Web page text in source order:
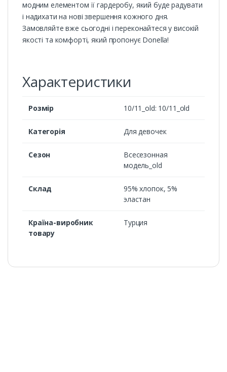
модним елементом її гардеробу, який буде радувати
і надихати на нові звершення кожного дня.
Замовляйте вже сьогодні і переконайтеся у високій
якості та комфорті, який пропонує Donella!
Характеристики
Розмір 10/11_old: 10/11_old
Категорія Для девочек
Сезон
Всесезонная
модель_old
Cклад
95% хлопок, 5%
эластан
Країна-виробник
товару
Турция